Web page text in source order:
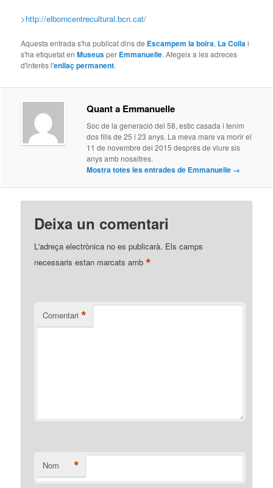
>http://elborncentrecultural.bcn.cat/
Aquesta entrada s'ha publicat dins de Escampem la boira, La Collai
s'ha etiquetat enMuseusper Emmanuelle. Afegeix a les adreces
d'interès l'enllaç permanent.
Quant a Emmanuelle
Soc de la generació del 58, estic casada i tenim
dos fills de 25 i 23 anys. La meva mare va morir el
11 de novembre del 2015 després de viure sis
anys amb nosaltres.
Mostra totes les entrades de Emmanuelle →
Deixa un comentari
L'adreça electrònica no es publicarà. Els camps
necessaris estan marcats amb*
Comentari *
Nom *